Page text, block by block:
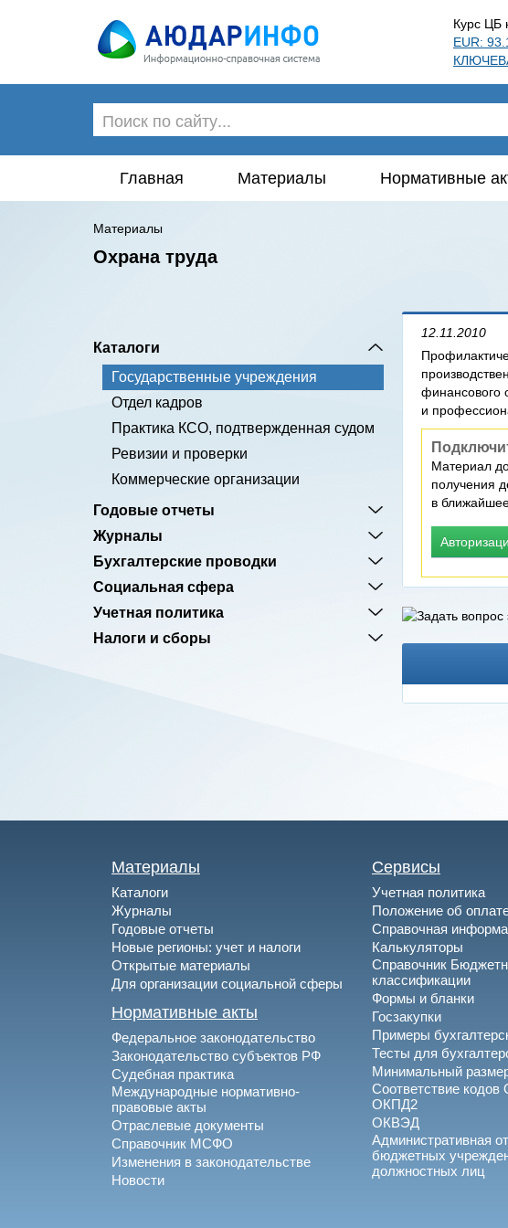
Курс ЦБ
EUR:
Главная Материалы Нормативные
Материалы
Охрана труда
Каталоги
Государственные учреждения
Отдел кадров
Практика КСО, подтвержденная судом
Ревизии и проверки
Коммерческие организации
Годовые отчеты
Журналы
Бухгалтерские проводки
Социальная сфера
Учетная политика
Налоги и сборы
12.11.2010
финансового
и
Материал
получения
в
Материалы
Каталоги
Журналы
Годовые отчеты
Новые регионы: учет и налоги
Открытые материалы
Для организации социальной сферы
Нормативные акты
Федеральное законодательство
Законодательство субъектов РФ
Судебная практика
Международные нормативно-
правовые акты
Отраслевые документы
Справочник МСФО
Изменения в законодательстве
Новости
Сервисы
Учетная политика
Положение об
Справочная
Калькуляторы
Справочник
классификации
Формы и бланки
Госзакупки
Примеры
Тесты для
Минимальный
Соответствие
ОКПД2
ОКВЭД
Административная
бюджетных
должностных лиц